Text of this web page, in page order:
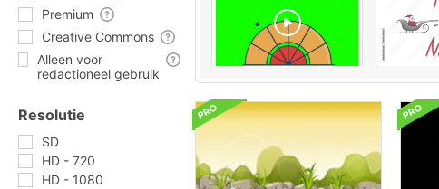
Premium
Creative Commons
Alleen voor
redactioneel gebruik
Resolutie
SD
HD - 720
HD - 1080